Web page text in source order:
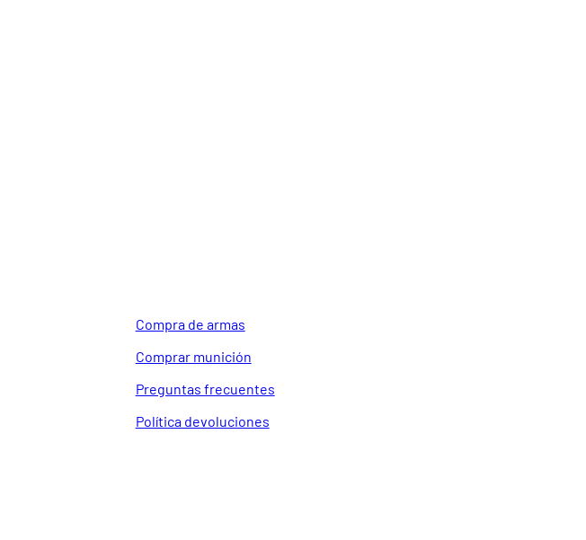
Compra de armas
Comprar munición
Preguntas frecuentes
Política devoluciones